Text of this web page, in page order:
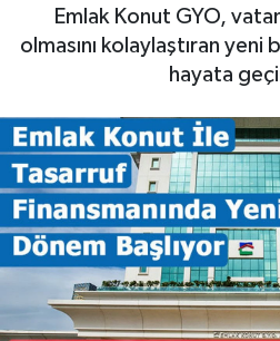
Emlak Konut GYO,
olmasını kolaylaştıran
hayata
Otovitrin
Magazin
Gayrimenkul
Spor
Eğitim
Haber Arşivi